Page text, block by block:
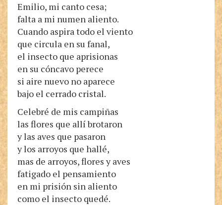
Emilio, mi canto cesa;
falta a mi numen aliento.
Cuando aspira todo el viento
que circula en su fanal,
el insecto que aprisionas
en su cóncavo perece
si aire nuevo no aparece
bajo el cerrado cristal.
Celebré de mis campiñas
las flores que allí brotaron
y las aves que pasaron
y los arroyos que hallé,
mas de arroyos, flores y aves
fatigado el pensamiento
en mi prisión sin aliento
como el insecto quedé.